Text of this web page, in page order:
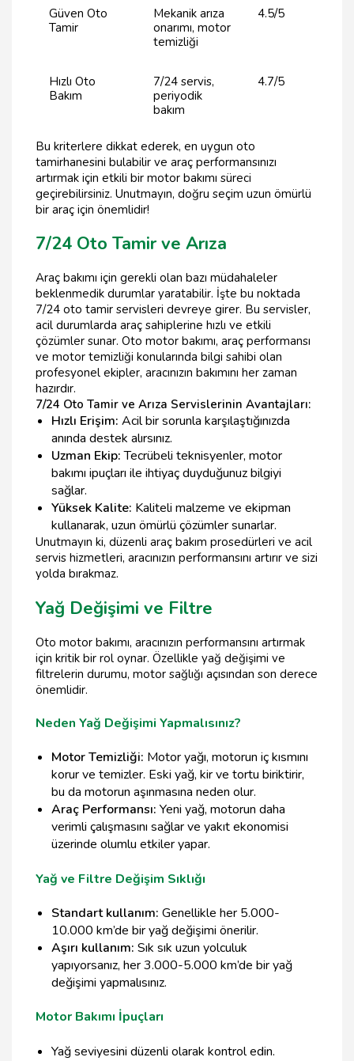
Güven Oto
Tamir
Mekanik arıza
onarımı, motor
temizliği
4.5/5
Hızlı Oto
Bakım
7/24 servis,
periyodik
bakım
4.7/5
Bu kriterlere dikkat ederek, en uygun oto
tamirhanesini bulabilir ve araç performansınızı
artırmak için etkili bir motor bakımı süreci
geçirebilirsiniz. Unutmayın, doğru seçim uzun ömürlü
bir araç için önemlidir!
7/24 Oto Tamir ve Arıza
Araç bakımı için gerekli olan bazı müdahaleler
beklenmedik durumlar yaratabilir. İşte bu noktada
7/24 oto tamir servisleri devreye girer. Bu servisler,
acil durumlarda araç sahiplerine hızlı ve etkili
çözümler sunar. Oto motor bakımı, araç performansı
ve motor temizliği konularında bilgi sahibi olan
profesyonel ekipler, aracınızın bakımını her zaman
hazırdır.
7/24 Oto Tamir ve Arıza Servislerinin Avantajları:
Hızlı Erişim: Acil bir sorunla karşılaştığınızda
anında destek alırsınız.
Uzman Ekip:Tecrübeli teknisyenler, motor
bakımı ipuçları ile ihtiyaç duyduğunuz bilgiyi
sağlar.
Yüksek Kalite: Kaliteli malzeme ve ekipman
kullanarak, uzun ömürlü çözümler sunarlar.
Unutmayın ki, düzenli araç bakım prosedürleri ve acil
servis hizmetleri, aracınızın performansını artırır ve sizi
yolda bırakmaz.
Yağ Değişimi ve Filtre
Oto motor bakımı, aracınızın performansını artırmak
için kritik bir rol oynar. Özellikle yağ değişimi ve
filtrelerin durumu, motor sağlığı açısından son derece
önemlidir.
Neden Yağ Değişimi Yapmalısınız?
Motor Temizliği: Motor yağı, motorun iç kısmını
korur ve temizler. Eski yağ, kir ve tortu biriktirir,
bu da motorun aşınmasına neden olur.
Araç Performansı: Yeni yağ, motorun daha
verimli çalışmasını sağlar ve yakıt ekonomisi
üzerinde olumlu etkiler yapar.
Yağ ve Filtre Değişim Sıklığı
Standart kullanım: Genellikle her 5.000-
10.000 km’de bir yağ değişimi önerilir.
Aşırı kullanım: Sık sık uzun yolculuk
yapıyorsanız, her 3.000-5.000 km’de bir yağ
değişimi yapmalısınız.
Motor Bakımı İpuçları
Yağ seviyesini düzenli olarak kontrol edin.